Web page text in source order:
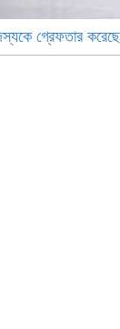
গ্রেফতার